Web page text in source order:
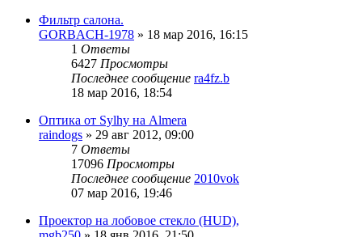
Фильтр салона.
GORBACH-1978 » 18 мар 2016, 16:15
1 Ответы
6427 Просмотры
Последнее сообщение ra4fz.b
18 мар 2016, 18:54
Оптика от Sylhy на Almera
raindogs » 29 авг 2012, 09:00
7 Ответы
17096 Просмотры
Последнее сообщение 2010vok
07 мар 2016, 19:46
Проектор на лобовое стекло (HUD),